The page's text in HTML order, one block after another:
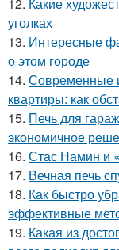
уголках
13. Интересные
о этом городе
14. Современные
квартиры: как
15. Печь для
экономичное
16. Стас Намин и
17. Вечная печь
18. Как быстро
эффективные
19. Какая из